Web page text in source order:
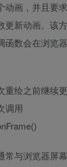
画，并且要
更新动画。该
函数会在浏览
重绘之前继续
调用
与浏览器屏